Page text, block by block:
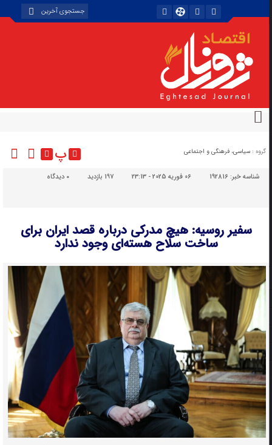
گروه : سیاسی، فرهنگی و اجتماعی پ
شناسه خبر:192816 06 فوریه 2025 - 23:13 197 بازدید دیدگاه
سفیر روسیه: هیچ مدرکی درباره قصد ایران برای
ساخت سلاح هسته‌ای وجود ندارد